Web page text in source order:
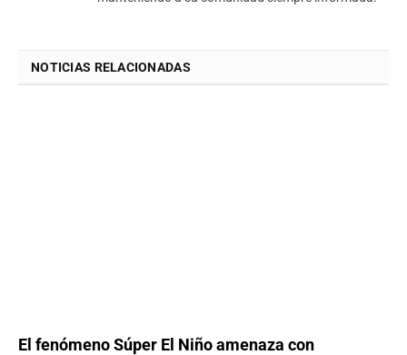
NOTICIAS RELACIONADAS
El fenómeno Súper El Niño amenaza con